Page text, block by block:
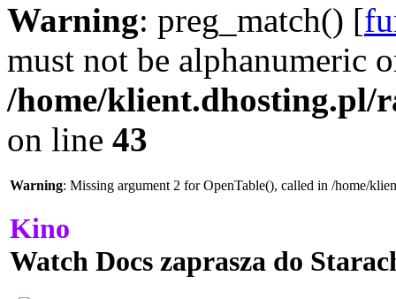
Warning: preg_match() [
must not be alphanumeric
/home/klient.dhosting.pl/
on line 43
Warning: Missing argument 2 for OpenTable(), called in /home/
Kino
Watch Docs zaprasza do